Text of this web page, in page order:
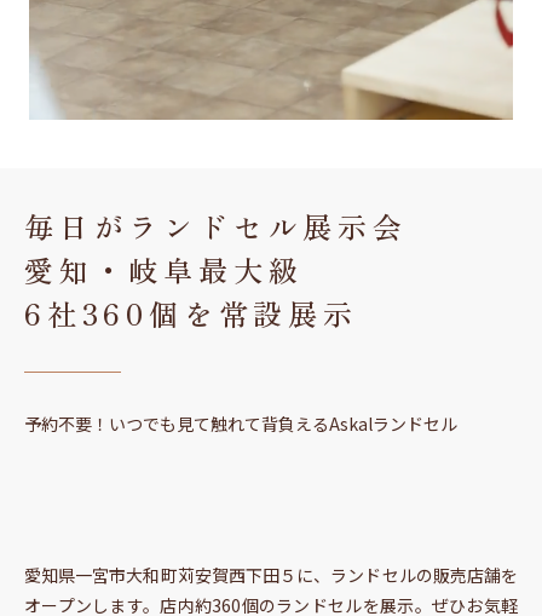
毎日がランドセル展示会
愛知・岐阜最大級
6社360個を常設展示
予約不要！いつでも見て触れて背負えるAskalランドセル
愛知県一宮市大和町苅安賀西下田５に、ランドセルの販売店舗を
オープンします。店内約360個のランドセルを展示。ぜひお気軽